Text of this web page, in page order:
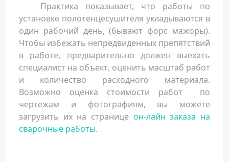
Практика показывает, что работы по
установке полотенцесушителя укладываются в
один рабочий день, (бывают форс мажоры).
Чтобы избежать непредвиденных препятствий
в работе, предварительно должен выехать
специалист на объект, оценить масштаб работ
и количество расходного материала.
Возможно оценка стоимости работ по
чертежам и фотографиям, вы можете
загрузить их на странице он-лайн заказа на
сварочные работы.